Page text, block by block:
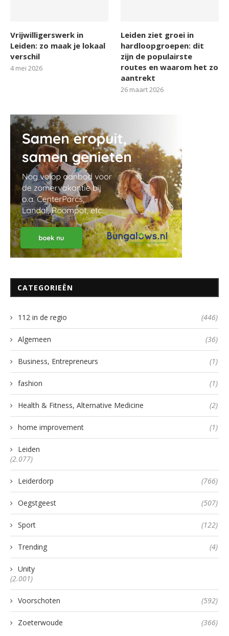
Vrijwilligerswerk in
Leiden: zo maak je lokaal
verschil
4 mei 2026
Leiden ziet groei in
hardloopgroepen: dit
zijn de populairste
routes en waarom het zo
aantrekt
26 maart 2026
CATEGORIEËN
112 in de regio (446)
Algemeen (36)
Business, Entrepreneurs (1)
fashion (1)
Health & Fitness, Alternative Medicine (2)
home improvement (1)
Leiden
(2.077)
Leiderdorp (766)
Oegstgeest (507)
Sport (122)
Trending (4)
Unity
(2.001)
Voorschoten (592)
Zoeterwoude (366)